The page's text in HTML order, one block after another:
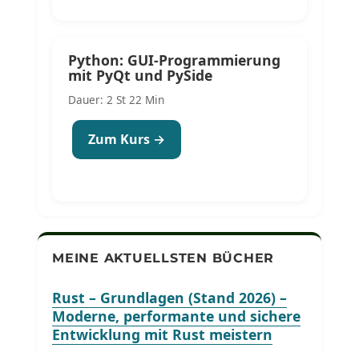
Python: GUI-Programmierung
mit PyQt und PySide
Dauer: 2 St 22 Min
Zum Kurs →
MEINE AKTUELLSTEN BÜCHER
Rust – Grundlagen (Stand 2026) –
Moderne, performante und sichere
Entwicklung mit Rust meistern